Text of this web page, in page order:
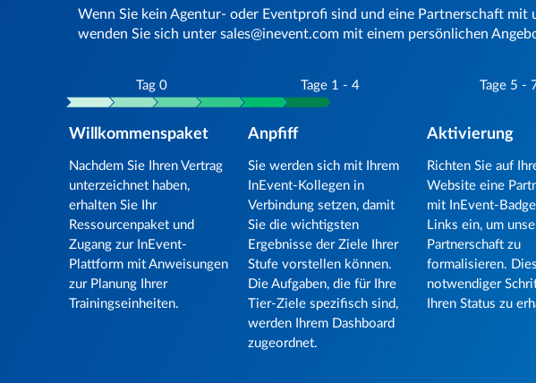
Wenn Sie kein Agentur- oder Eventprofi sind und eine Partnerschaft mit
wenden Sie sich unter sales@inevent.com mit einem persönlichen
Tag 0 Tage 1 - 4 Tage 5 -
Willkommenspaket
Nachdem Sie Ihren Vertrag
unterzeichnet haben,
erhalten Sie Ihr
Ressourcenpaket und
Zugang zur InEvent-
Plattform mit Anweisungen
zur Planung Ihrer
Trainingseinheiten.
Anpfiff
Sie werden sich mit Ihrem
InEvent-Kollegen in
Verbindung setzen, damit
Sie die wichtigsten
Ergebnisse der Ziele Ihrer
Stufe vorstellen können.
Die Aufgaben, die für Ihre
Tier-Ziele spezifisch sind,
werden Ihrem Dashboard
zugeordnet.
Aktivierung
Richten Sie auf
Website eine
mit InEvent-
Links ein, um
Partnerschaft zu
formalisieren.
notwendiger
Ihren Status zu